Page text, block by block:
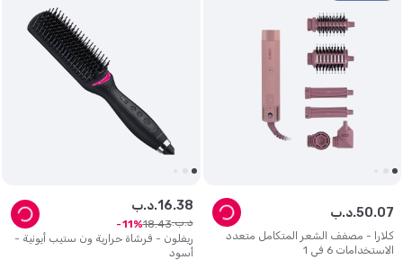
كلارا - مصفف الشعر المتكامل متعدد
الاستخدامات 6 في 1
د.ب.50.07
ريفلون - فرشاة حرارية ون ستيب أيونية -
أسود
د.ب.16.38
د.ب. 18.43
11